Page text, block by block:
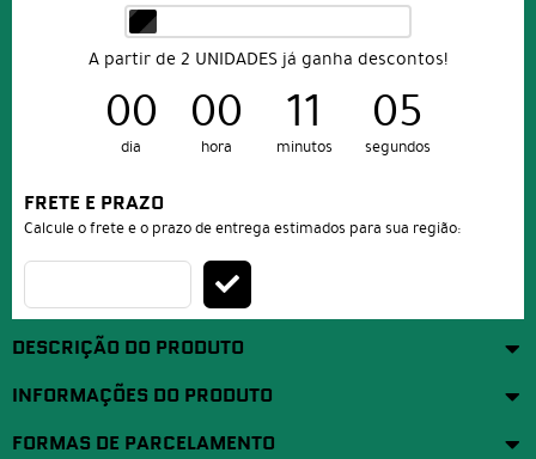
A partir de 2 UNIDADES já ganha descontos!
00
dia
00
hora
11
minutos
05
segundos
FRETE E PRAZO
Calcule o frete e o prazo de entrega estimados para sua região:
DESCRIÇÃO DO PRODUTO
INFORMAÇÕES DO PRODUTO
FORMAS DE PARCELAMENTO